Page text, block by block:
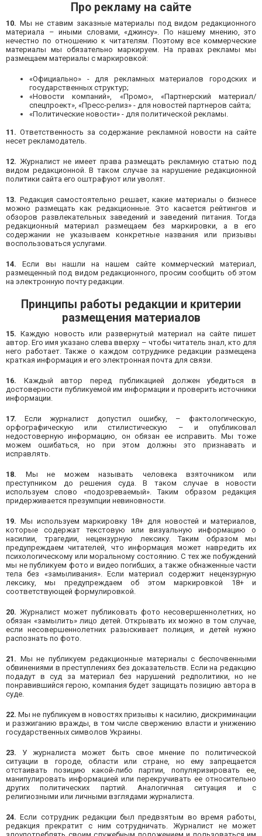
Про рекламу на сайте
10. Мы не ставим заказные материалы под видом редакционного
материала – иными словами, «джинсу». По нашему мнению, это
нечестно по отношению к читателям. Поэтому все коммерческие
материалы мы обязательно маркируем. На правах рекламы мы
размещаем материалы с маркировкой:
«Официально» - для рекламных материалов городских и
государственных структур;
«Новости компаний», «Промо», «Партнерский материал/
спецпроект», «Пресс-релиз» - для новостей партнеров сайта;
«Политические новости» - для политической рекламы.
11. Ответственность за содержание рекламной новости на сайте
несет рекламодатель.
12. Журналист не имеет права размещать рекламную статью под
видом редакционной. В таком случае за нарушение редакционной
политики сайта его оштрафуют или уволят.
13. Редакция самостоятельно решает, какие материалы о бизнесе
можно размещать как редакционные. Это касается рейтингов и
обзоров развлекательных заведений и заведений питания. Тогда
редакционный материал размещаем без маркировки, а в его
содержании не указываем конкретные названия или призывы
воспользоваться услугами.
14. Если вы нашли на нашем сайте коммерческий материал,
размещенный под видом редакционного, просим сообщить об этом
на электронную почту редакции.
Принципы работы редакции и критерии
размещения материалов
15. Каждую новость или развернутый материал на сайте пишет
автор. Его имя указано слева вверху – чтобы читатель знал, кто для
него работает. Также о каждом сотруднике редакции размещена
краткая информация и его электронная почта для связи.
16. Каждый автор перед публикацией должен убедиться в
достоверности публикуемой им информации и проверить источники
информации.
17. Если журналист допустил ошибку, – фактологическую,
орфографическую или стилистическую – и опубликовал
недостоверную информацию, он обязан ее исправить. Мы тоже
можем ошибаться, но при этом должны это признавать и
исправлять.
18. Мы не можем называть человека взяточником или
преступником до решения суда. В таком случае в новости
используем слово «подозреваемый». Таким образом редакция
придерживается презумпции невиновности.
19. Мы используем маркировку 18+ для новостей и материалов,
которые содержат текстовую или визуальную информацию о
насилии, трагедии, нецензурную лексику. Таким образом мы
предупреждаем читателей, что информация может навредить их
психологическому или моральному состоянию. С тех же побуждений
мы не публикуем фото и видео погибших, а также обнаженные части
тела без «замыливания». Если материал содержит нецензурную
лексику, мы предупреждаем об этом маркировкой 18+ и
соответствующей формулировкой.
20. Журналист может публиковать фото несовершеннолетних, но
обязан «замылить» лицо детей. Открывать их можно в том случае,
если несовершеннолетних разыскивает полиция, и детей нужно
распознать по фото.
21. Мы не публикуем редакционные материалы с беспочвенными
обвинениями в преступлениях без доказательств. Если на редакцию
подадут в суд за материал без нарушений редполитики, но не
понравившийся герою, компания будет защищать позицию автора в
суде.
22. Мы не публикуем в новостях призывы к насилию, дискриминации
и разжиганию вражды, в том числе свержению власти и унижению
государственных символов Украины.
23. У журналиста может быть свое мнение по политической
ситуации в городе, области или стране, но ему запрещается
отстаивать позицию какой-либо партии, популяризировать ее,
манипулировать информацией или перекручивать ее относительно
других политических партий. Аналогичная ситуация и с
религиозными или личными взглядами журналиста.
24. Если сотрудник редакции был предвзятым во время работы,
редакция прекратит с ним сотрудничать. Журналист не может